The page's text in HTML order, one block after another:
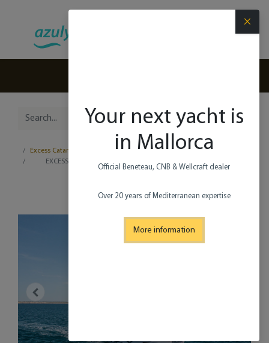
Excess Catamaranes
EXCESS 14
×
Your next yacht is
in Mallorca
Official Beneteau, CNB & Wellcraft dealer​
Over 20 years of Mediterranean expertise
More information